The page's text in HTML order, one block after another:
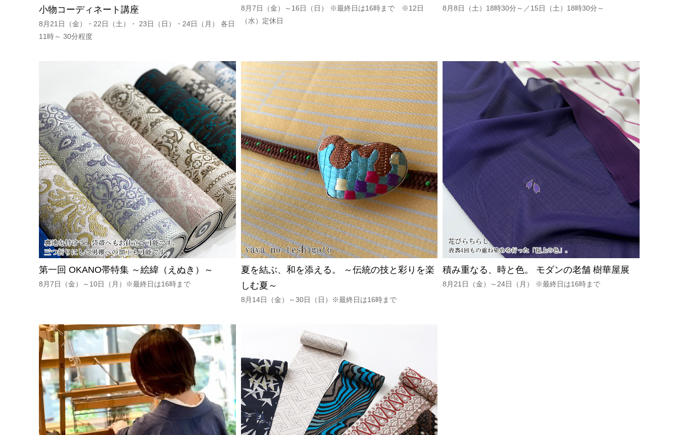
小物コーディネート講座
8月21日（金）・22日（土）・ 23日（日）・24日（月） 各日
11時～ 30分程度
8月7日（金）～16日（日） ※最終日は16時まで ※12日
（水）定休日
8月8日（土）18時30分～／15日（土）18時30分～
第一回 OKANO帯特集 ～絵緯（えぬき）～
8月7日（金）～10日（月）※最終日は16時まで
夏を結ぶ、和を添える。 ～伝統の技と彩りを楽
しむ夏～
8月14日（金）～30日（日）※最終日は16時まで
積み重なる、時と色。 モダンの老舗 樹華屋展
8月21日（金）～24日（月） ※最終日は16時まで